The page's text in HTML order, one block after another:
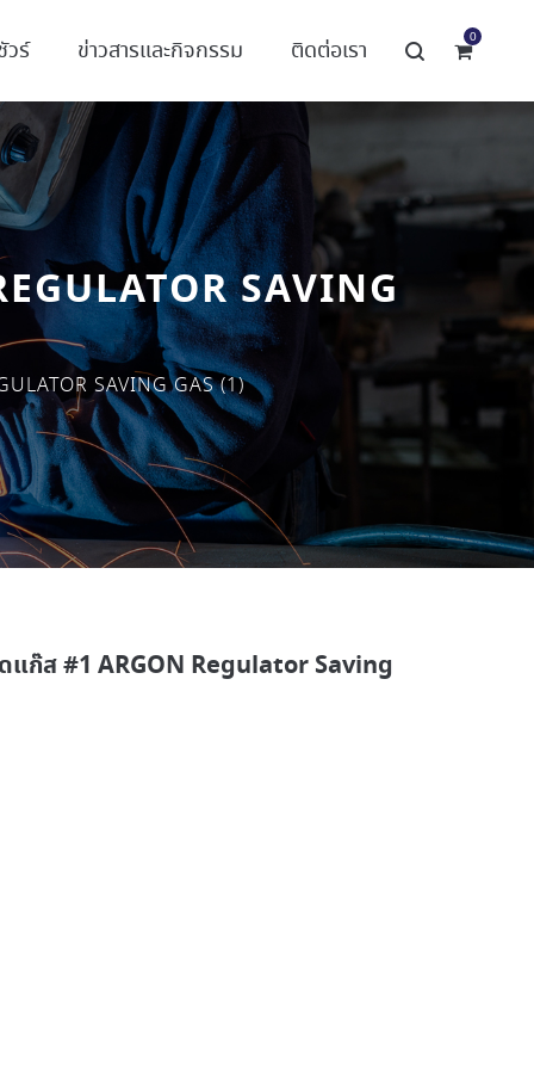
วร์ ข่าวสารและกิจกรรม ติดต่อเรา 0
SAVING
SAVING GAS (1)
แก๊ส #1 ARGON Regulator Saving